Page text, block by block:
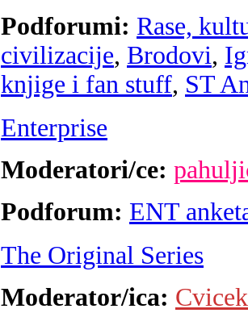
Podforumi: Rase,
civilizacije, Brodovi,
knjige i fan stuff, ST
Enterprise
Moderatori/ce:
Podforum: ENT
The Original Series
Moderator/ica: Cvicek